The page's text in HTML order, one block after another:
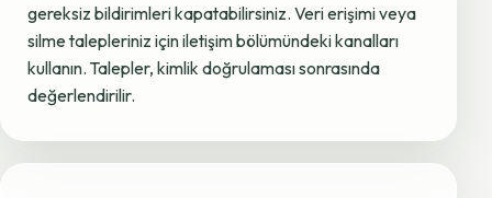
gereksiz bildirimleri kapatabilirsiniz. Veri erişimi veya
silme talepleriniz için iletişim bölümündeki kanalları
kullanın. Talepler, kimlik doğrulaması sonrasında
değerlendirilir.